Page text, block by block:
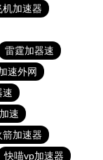
机加速器
雷霆加器速
速外网
速
速
箭加速器
快喵vp加速器